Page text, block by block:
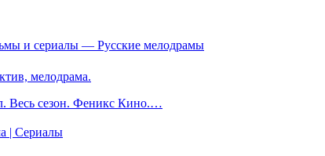
и сериалы — Русские мелодрамы
мелодрама.
Весь сезон. Феникс Кино.…
| Сериалы